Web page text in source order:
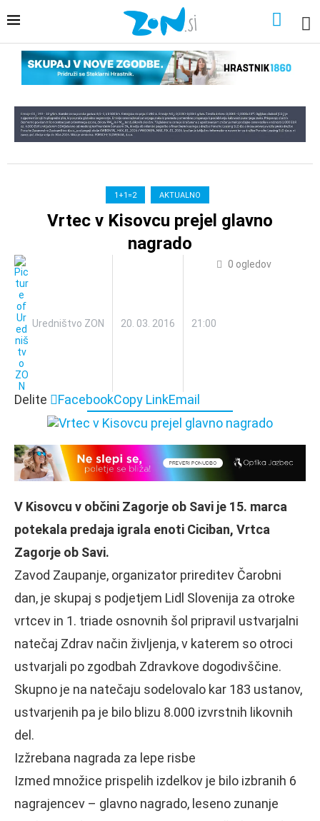
1+1=2 AKTUALNO
Vrtec v Kisovcu prejel glavno
nagrado
Uredništvo ZON 20. 03. 2016 21:00
0 ogledov
Delite FacebookCopy LinkEmail
V Kisovcu v občini Zagorje ob Savi je 15. marca
potekala predaja igrala enoti Ciciban, Vrtca
Zagorje ob Savi.
Zavod Zaupanje, organizator prireditev Čarobni
dan, je skupaj s podjetjem Lidl Slovenija za otroke
vrtcev in 1. triade osnovnih šol pripravil ustvarjalni
natečaj Zdrav način življenja, v katerem so otroci
ustvarjali po zgodbah Zdravkove dogodivščine.
Skupno je na natečaju sodelovalo kar 183 ustanov,
ustvarjenih pa je bilo blizu 8.000 izvrstnih likovnih
del.
Izžrebana nagrada za lepe risbe
Izmed množice prispelih izdelkov je bilo izbranih 6
nagrajencev – glavno nagrado, leseno zunanje